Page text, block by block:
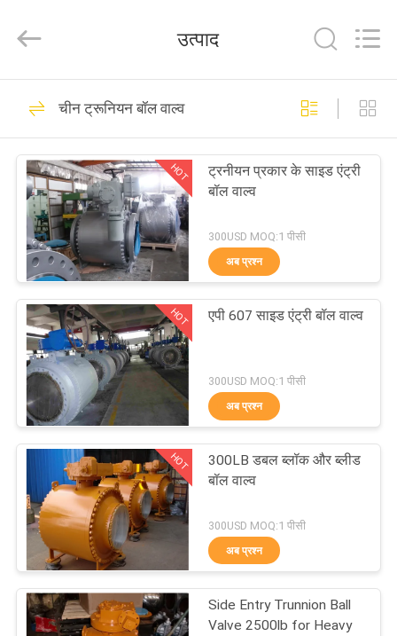
उत्पाद
हमारे
बारे
कारखाने
दौरा
गुणवत्ता
नियंत्रण
हमसे
संपर्क
करें
group.
सेगमेंट बॉल वाल्व
54
चाकू गेट वाल्व
45
ट्रूनियन बॉल वाल्व
उत्पाद
चीन ट्रूनियन बॉल वाल्व
HOT
ट्रनीयन प्रकार के साइड एंट्री
बॉल वाल्व
300USD MOQ:1 पीसी
अब प्रश्न
HOT एपी 607 साइड एंट्री बॉल वाल्व
300USD MOQ:1 पीसी
अब प्रश्न
HOT
300LB डबल ब्लॉक और ब्लीड
बॉल वाल्व
300USD MOQ:1 पीसी
अब प्रश्न
Side Entry Trunnion Ball
Valve 2500lb for Heavy